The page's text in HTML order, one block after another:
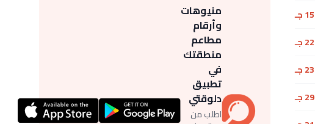
جـ
22 جـ
جـ
29 جـ
منيوهات
وأرقام
مطاعم
منطقتك
في
تطبيق
دلوقتي
اطلب من